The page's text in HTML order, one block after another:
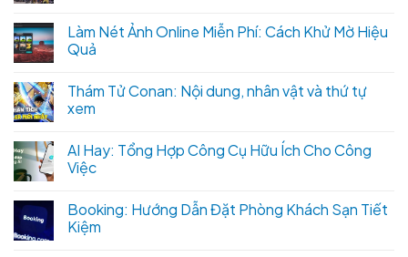
Làm Nét Ảnh Online Miễn Phí: Cách Khử Mờ Hiệu
Quả
Thám Tử Conan: Nội dung, nhân vật và thứ tự
xem
AI Hay: Tổng Hợp Công Cụ Hữu Ích Cho Công
Việc
Booking: Hướng Dẫn Đặt Phòng Khách Sạn Tiết
Kiệm